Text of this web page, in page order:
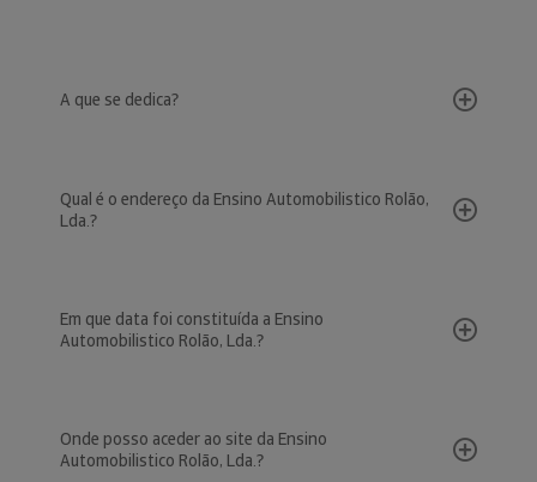
A que se dedica?
Qual é o endereço da Ensino Automobilistico Rolão,
Lda.?
Em que data foi constituída a Ensino
Automobilistico Rolão, Lda.?
Onde posso aceder ao site da Ensino
Automobilistico Rolão, Lda.?